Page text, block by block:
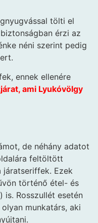
tölti el
érzi az
néni szerint pedig
ennek ellenére
ami Lyukóvölgy
de néhány adatot
feltöltött
Ezek
történő étel- és
Rosszullét esetén
munkatárs, aki